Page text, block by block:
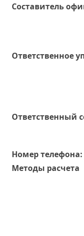
Составитель
Ответственное
Oтветственный
Номер телефона:
Методы расчета